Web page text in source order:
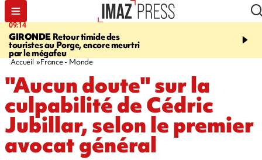
09:14
GIRONDE Retour timide des
touristes au Porge, encore meurtri
par le mégafeu
13:09
Des
font cinq morts en
Accueil France - Monde
"Aucun doute" sur la
culpabilité de Cédric
Jubillar, selon le premier
avocat général